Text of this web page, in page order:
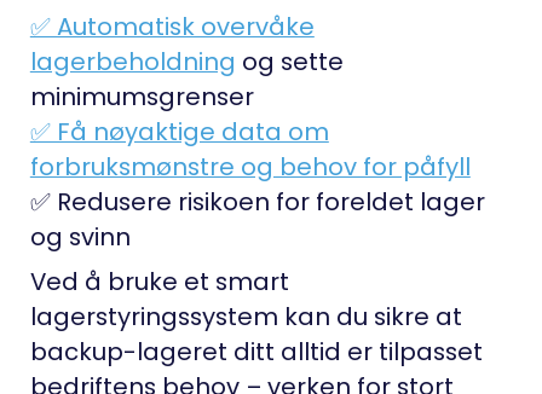
✅ Automatisk overvåke
lagerbeholdning og sette
minimumsgrenser
✅ Få nøyaktige data om
forbruksmønstre og behov for påfyll
✅ Redusere risikoen for foreldet lager
og svinn
Ved å bruke et smart
lagerstyringssystem kan du sikre at
backup-lageret ditt alltid er tilpasset
bedriftens behov – verken for stort